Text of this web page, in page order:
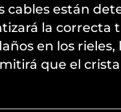
cables están
la correcta
en los rieles,
que el